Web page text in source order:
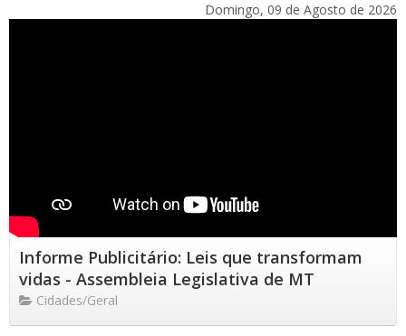
Domingo, 09 de Agosto de 2026
Informe Publicitário: Leis que transformam
vidas - Assembleia Legislativa de MT
Cidades/Geral